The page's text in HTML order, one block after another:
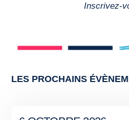
Inscrivez-
LES PROCHAINS